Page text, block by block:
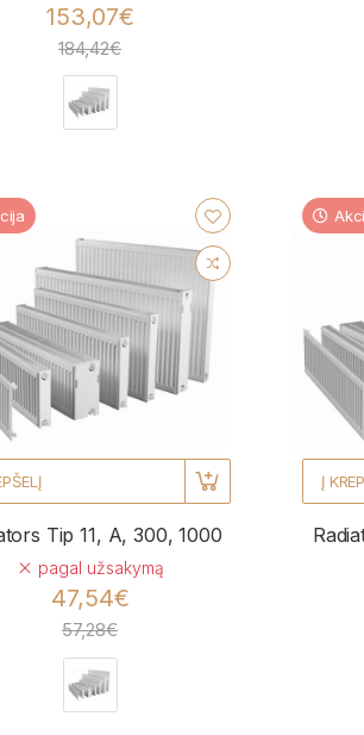
153,07€
184,42€
Tip 11, A, 300, 1000
pagal užsakymą
47,54€
57,28€
Į